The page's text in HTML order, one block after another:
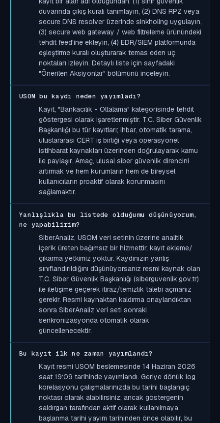
duvarında çıkış kuralı tanımlayın, (2) DNS RPZ veya
secure DNS resolver üzerinde sinkholing uygulayın,
(3) secure web gateway / web filtreleme ürünündeki
tehdit feed'ine ekleyin, (4) EDR/SIEM platformunda
eşleştirme kuralı oluşturarak temas eden uç
noktaları izleyin. Detaylı liste için sayfadaki
"Önerilen Aksiyonlar" bölümünü inceleyin.
USOM bu kaydı neden yayımladı?
Kayıt, "Bankacılık - Oltalama" kategorisinde tehdit
göstergesi olarak işaretlenmiştir. T.C. Siber Güvenlik
Başkanlığı bu tür kayıtları; ihbar, otomatik tarama,
uluslararası CERT iş birliği veya operasyonel
istihbarat kaynakları üzerinden doğrulayarak kamu
ile paylaşır. Amaç, ulusal siber güvenlik direncini
artırmak ve hem kurumların hem de bireysel
kullanıcıların proaktif olarak korunmasını
sağlamaktır.
Yanlışlıkla bu listede olduğumu düşünüyorum,
ne yapabilirim?
SiberAnaliz, USOM veri setinin üzerine analitik
içerik üreten bağımsız bir hizmettir; kayıt ekleme/
çıkarma yetkimiz yoktur. Kaydınızın yanlış
sınıflandırıldığını düşünüyorsanız resmi kaynak olan
T.C. Siber Güvenlik Başkanlığı (siberguvenlik.gov.tr)
ile iletişime geçerek itiraz/temizlik talebi açmanız
gerekir. Resmi kaynaktan kaldırma onaylandıktan
sonra SiberAnaliz veri seti sonraki
senkronizasyonda otomatik olarak
güncellenecektir.
Bu kayıt ilk ne zaman yayımlandı?
Kayıt resmi USOM beslemesinde 14 Haziran 2026
saat 19:09 tarihinde yayımlandı. Geriye dönük log
korelasyonu çalışmalarınızda bu tarihi başlangıç
noktası olarak alabilirsiniz; ancak göstergenin
saldırgan tarafından aktif olarak kullanılmaya
başlanma tarihi yayım tarihinden önce olabilir, bu